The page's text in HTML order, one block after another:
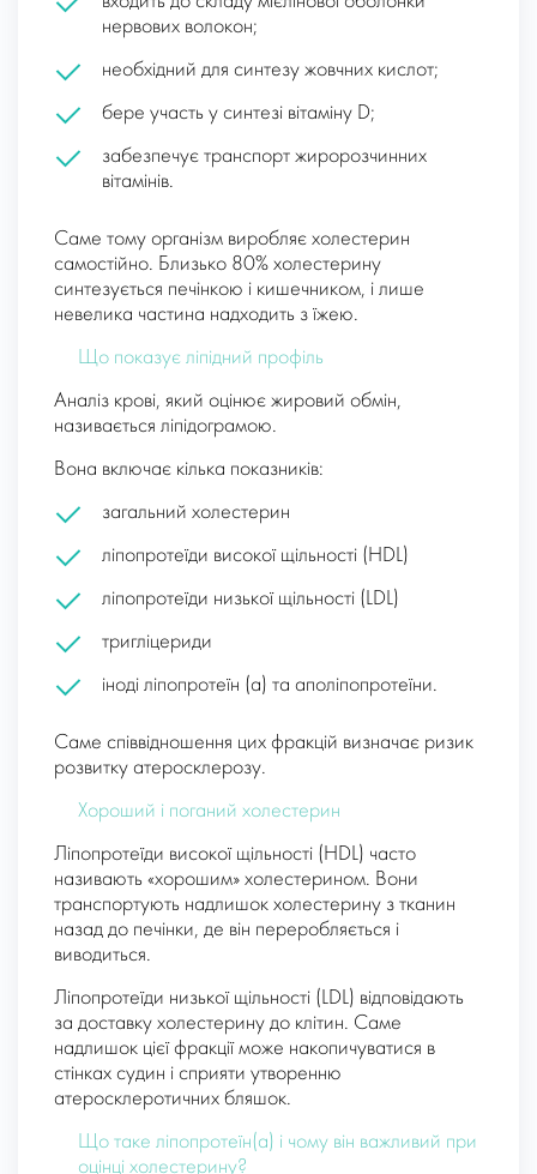
нервових волокон;
необхідний для синтезу жовчних кислот;
бере участь у синтезі вітаміну D;
забезпечує транспорт жиророзчинних
вітамінів.
Саме тому організм виробляє холестерин
самостійно. Близько 80% холестерину
синтезується печінкою і кишечником, і лише
невелика частина надходить з їжею.
Що показує ліпідний профіль
Аналіз крові, який оцінює жировий обмін,
називається ліпідограмою.
Вона включає кілька показників:
загальний холестерин
ліпопротеїди високої щільності (HDL)
ліпопротеїди низької щільності (LDL)
тригліцериди
іноді ліпопротеїн (a) та аполіпопротеїни.
Саме співвідношення цих фракцій визначає ризик
розвитку атеросклерозу.
Хороший і поганий холестерин
Ліпопротеїди високої щільності (HDL) часто
називають «хорошим» холестерином. Вони
транспортують надлишок холестерину з тканин
назад до печінки, де він переробляється і
виводиться.
Ліпопротеїди низької щільності (LDL) відповідають
за доставку холестерину до клітин. Саме
надлишок цієї фракції може накопичуватися в
стінках судин і сприяти утворенню
атеросклеротичних бляшок.
Що таке ліпопротеїн(a) і чому він важливий при
оцінці холестерину?